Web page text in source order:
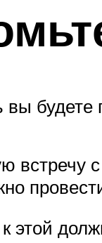
встречу
этой